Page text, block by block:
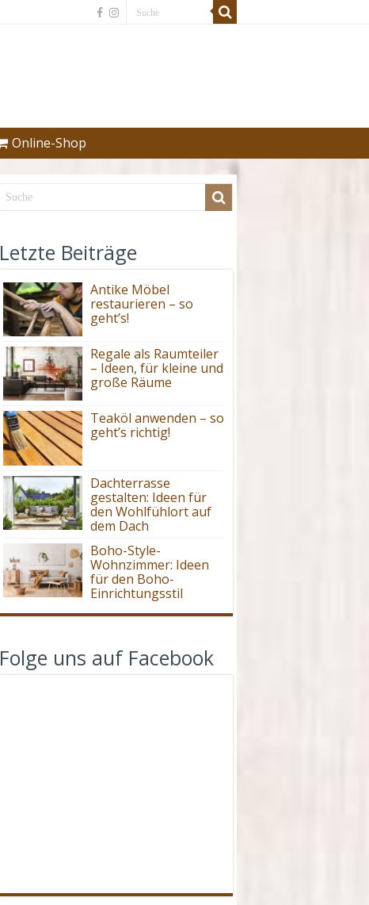
Online-Shop
Letzte Beiträge
Antike Möbel
restaurieren – so
geht’s!
Regale als Raumteiler
– Ideen, für kleine und
große Räume
Teaköl anwenden – so
geht’s richtig!
Dachterrasse
gestalten: Ideen für
den Wohlfühlort auf
dem Dach
Boho-Style-
Wohnzimmer: Ideen
für den Boho-
Einrichtungsstil
Folge uns auf Facebook